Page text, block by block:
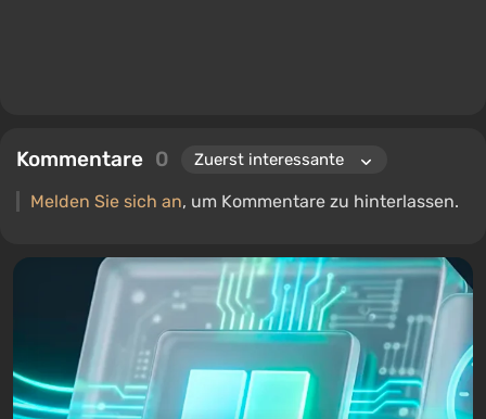
Kommentare 0
Melden Sie sich an, um Kommentare zu hinterlassen.